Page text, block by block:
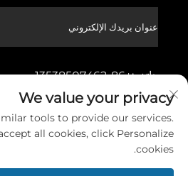
هاتف:+86-13538507462
العنوان:
الرقم ١١، شارع
مدينة دونغقوان، مقاطعة قوانغدونغ
We value your privacy
tools to provide our services.
all cookies, click Personalize
cookies.